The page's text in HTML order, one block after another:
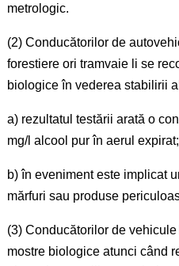
metrologic.
(2) Conducătorilor de
forestiere ori tramvaie li se
biologice în vederea stabilirii
a) rezultatul testării arată o
mg/l alcool pur în aerul expirat;
b) în eveniment este implicat
mărfuri sau produse
(3) Conducătorilor de
mostre biologice atunci când